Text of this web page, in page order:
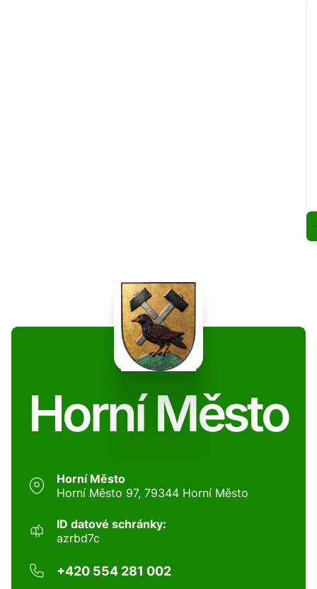
Horní Město
Horní Město
Horní Město 97, 79344 Horní Město
ID datové schránky:
azrbd7c
+420 554 281 002